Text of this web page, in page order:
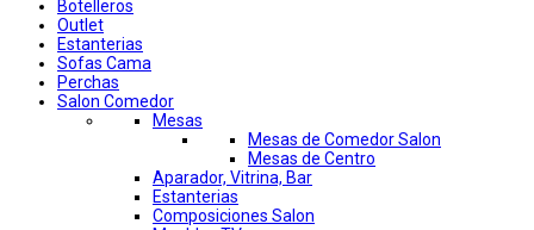
Botelleros
Outlet
Estanterias
Sofas Cama
Perchas
Salon Comedor
Mesas
Mesas de Comedor Salon
Mesas de Centro
Aparador, Vitrina, Bar
Estanterias
Composiciones Salon